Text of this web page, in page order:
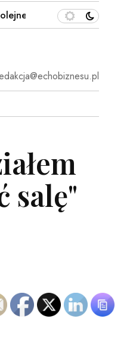
odcinki… Takie napisy
salę"